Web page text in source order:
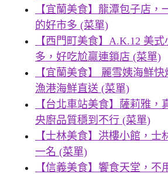
【宜蘭美食】龍潭包子店，
的好市多 (菜單)
【西門町美食】A.K.12 美
多，好吃尬贏連鎖店 (菜單)
【宜蘭美食】 麗雪姨海鮮
漁港海鮮直送 (菜單)
【台北車站美食】薩莉雅，
央廚品質穩到不行 (菜單)
【士林美食】洪樓小館，士
一名 (菜單)
【信義美食】饗食天堂，不